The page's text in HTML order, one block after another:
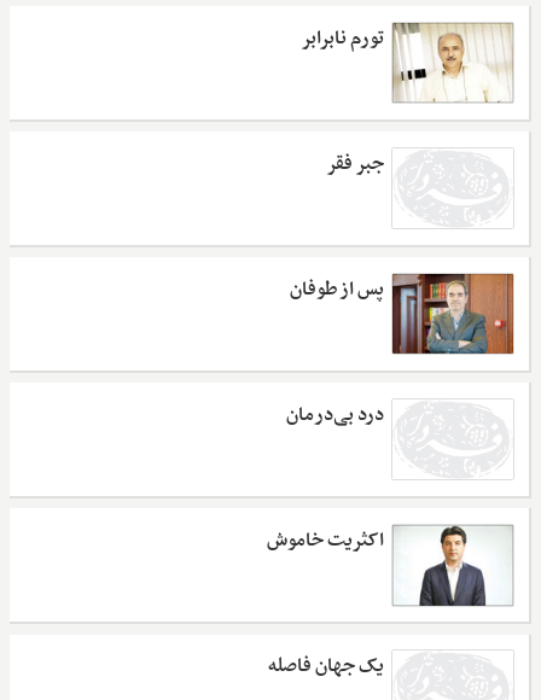
تورم نابرابر
جبر فقر
پس از طوفان
درد بی‌درمان
اکثریت خاموش
یک جهان فاصله